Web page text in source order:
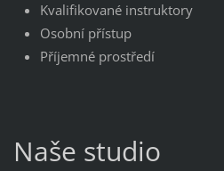
Kvalifikované instruktory
Osobní přístup
Příjemné prostředí
Naše studio